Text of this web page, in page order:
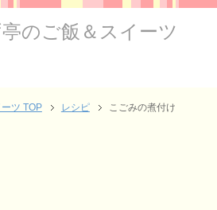
のご飯＆スイーツ
ツ TOP レシピ こごみの煮付け